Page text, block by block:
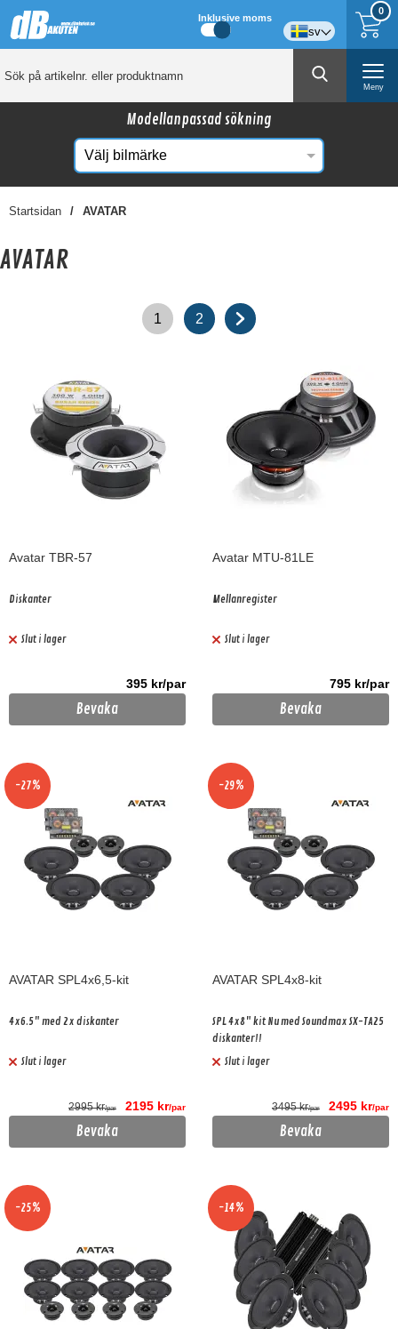
0
Inklusive moms
sv
Meny
Modellanpassad sökning
Startsidan AVATAR
AVATAR
1 2
Avatar TBR-57
Diskanter
Slut i lager
395 kr/par
Bevaka
Avatar MTU-81LE
Mellanregister
Slut i lager
795 kr/par
Bevaka
-27%
AVATAR SPL4x6,5-kit
4x6.5" med 2x diskanter
Slut i lager
2995 kr/par 2195 kr/par
Bevaka
-29%
AVATAR SPL4x8-kit
SPL 4x8" kit Nu med Soundmax SX-TA25
diskanter!!
Slut i lager
3495 kr/par 2495 kr/par
Bevaka
-25% -14%